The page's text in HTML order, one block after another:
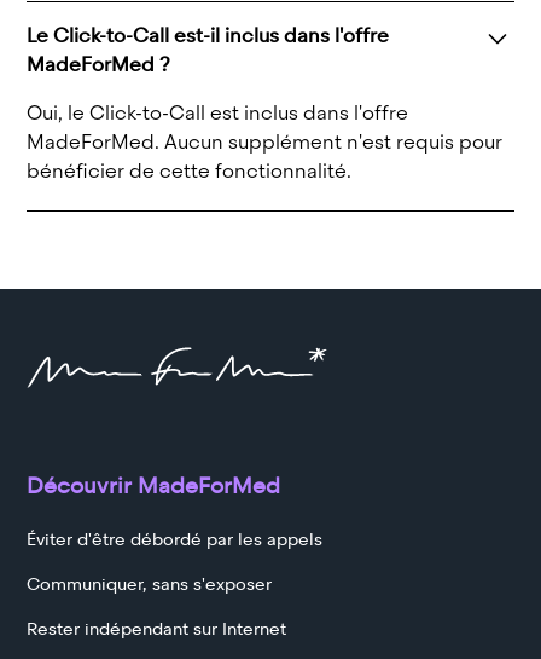
Le Click-to-Call est-il inclus dans l'offre
MadeForMed ?
Oui, le Click-to-Call est inclus dans l'offre
MadeForMed. Aucun supplément n'est requis pour
bénéficier de cette fonctionnalité.
Découvrir MadeForMed
Éviter d'être débordé par les appels
Communiquer, sans s'exposer
Rester indépendant sur Internet